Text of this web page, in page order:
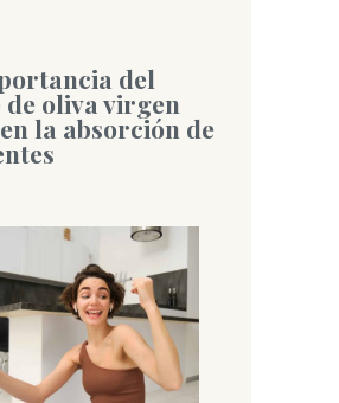
del
de oliva virgen
la absorción de